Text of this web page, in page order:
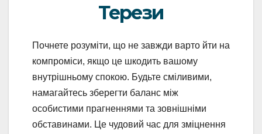
Терези
Почнете розуміти, що не завжди варто йти на
компроміси, якщо це шкодить вашому
внутрішньому спокою. Будьте сміливими,
намагайтесь зберегти баланс між
особистими прагненнями та зовнішніми
обставинами. Це чудовий час для зміцнення